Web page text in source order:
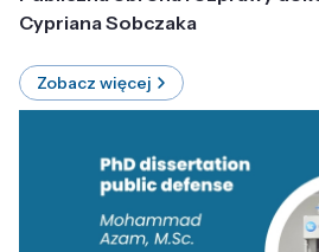
Cypriana Sobczaka
Zobacz więcej